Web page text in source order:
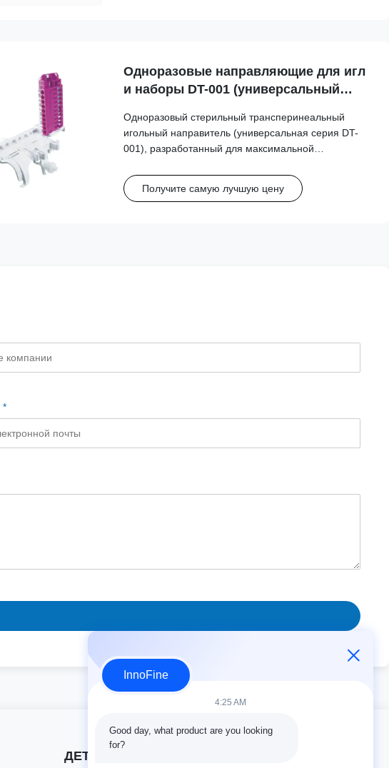
Одноразовые направляющие для игл
и наборы DT-001 (универсальный
Mindray... и т.д.
Одноразовый стерильный трансперинеальный
игольный направитель (универсальная серия DT-
001), разработанный для максимальной
основных брендов, включая GE, Philips, Mindray и
BK Medical. Эта универсальная направляющая
Получите самую лучшую цену
*
ДЕТАЛИ КОНТАКТА
InnoFine
4:25 AM
Good day, what product are you looking
for?